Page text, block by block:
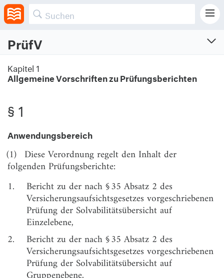
PrüfV
Verordnung über den Inhalt der Prüfungsberichte zu den Jahresabschlüssen und den
Solvabilitätsübersichten von Versicherungsunternehmen
Zuletzt geändert am 29.4.2026 (BGBl. I S. Nr. 124)
Kapitel 1
Allgemeine Vorschriften zu Prüfungsberichten
Art und Umfang der Berichterstattung
Anlagen zu Prüfungsberichten
Kapitel 2
Berichte zur Prüfung der Solvabilitätsübersicht
Abschnitt 1
Allgemeines
Kapitel 1
Allgemeine Vorschriften zu Prüfungsberichten
§ 1
Anwendungsbereich
(1) Diese Verordnung regelt den Inhalt der
folgenden Prüfungsberichte:
1.
Bericht zu der nach § 35 Absatz 2 des
Versicherungsaufsichtsgesetzes vorgeschriebenen
Prüfung der Solvabilitätsübersicht auf
Einzelebene,
2.
Bericht zu der nach § 35 Absatz 2 des
Versicherungsaufsichtsgesetzes vorgeschriebenen
Prüfung der Solvabilitätsübersicht auf